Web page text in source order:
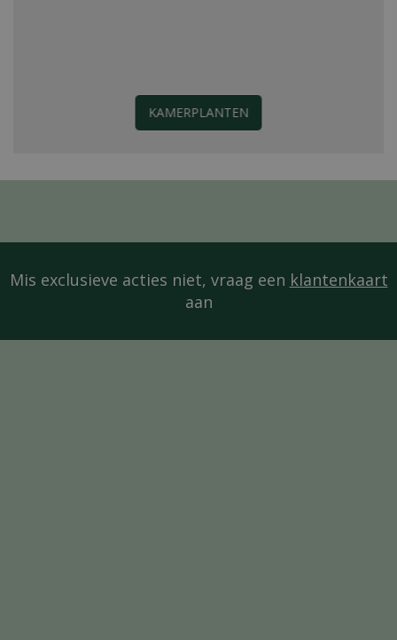
KAMERPLANTEN
Mis exclusieve acties niet, vraag een klantenkaart
aan